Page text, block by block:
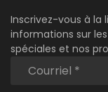
Inscrivez-vous à la
informations sur
spéciales et nos